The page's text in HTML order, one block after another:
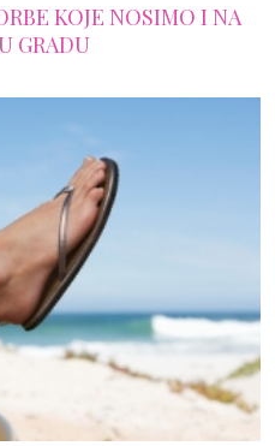
KOJE NOSIMO I NA
GRADU